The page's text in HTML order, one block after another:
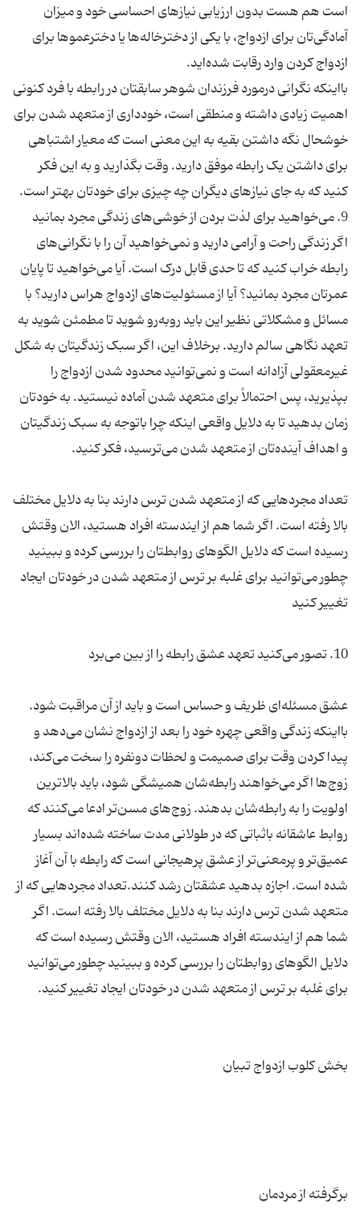
است هم هست بدون ارزیابی نیازهای احساسی خود و میزان
آمادگی‌تان برای ازدواج، با یکی از دخترخاله‌ها یا دخترعموها برای
بااینکه نگرانی درمورد فرزندان شوهر سابقتان در رابطه با فرد کنونی
اهمیت زیادی داشته و منطقی است، خودداری از متعهد شدن برای
خوشحال نگه داشتن بقیه به این معنی است که معیار اشتباهی
برای داشتن یک رابطه موفق دارید. وقت بگذارید و به این فکر
اگر زندگی راحت و ‌آرامی دارید و نمی‌خواهید آن را با نگرانی‌های
رابطه خراب کنید که تا حدی قابل درک است. آیا می‌خواهید تا پایان
عمرتان مجرد بمانید؟ آیا از مسئولیت‌های ازدواج هراس دارید؟ با
مسائل و مشکلاتی نظیر این باید روبه‌رو شوید تا مطمئن شوید به
تعهد نگاهی سالم دارید. برخلاف این، اگر سبک زندگیتان به شکل
غیرمعقولی آزادانه است و نمی‌توانید محدود شدن ازدواج را
بپذیرید، پس احتمالاً برای متعهد شدن آماده نیستید. به خودتان
زمان بدهید تا به دلایل واقعی اینکه چرا باتوجه به سبک زندگیتان
تعداد مجردهایی که از متعهد شدن ترس دارند بنا به دلایل مختلف
بالا رفته است. اگر شما هم از ایندسته افراد هستید، الان وقتش
رسیده است که دلایل الگوهای روابطتان را بررسی کرده و ببینید
چطور می‌توانید برای غلبه بر ترس از متعهد شدن در خودتان ایجاد
عشق مسئله‌ای ظریف و حساس است و باید از آن مراقبت شود.
بااینکه زندگی واقعی چهره خود را بعد از ازدواج نشان می‌دهد و
پیدا کردن وقت برای صمیمت و لحظات دونفره را سخت می‌کند،
زوج‌ها اگر می‌خواهند رابطه‌شان همیشگی شود، باید بالاترین
اولویت را به رابطه‌شان بدهند. زوج‌های مسن‌تر ادعا می‌کنند که
روابط عاشقانه باثباتی که در طولانی مدت ساخته شده‌اند بسیار
عمیق‌تر و پرمعنی‌تر از عشق پرهیجانی است که رابطه با آن آغاز
شده است. اجازه بدهید عشقتان رشد کنند.تعداد مجردهایی که از
متعهد شدن ترس دارند بنا به دلایل مختلف بالا رفته است. اگر
شما هم از ایندسته افراد هستید، الان وقتش رسیده است که
دلایل الگوهای روابطتان را بررسی کرده و ببینید چطور می‌توانید
برگرفته از مردمان